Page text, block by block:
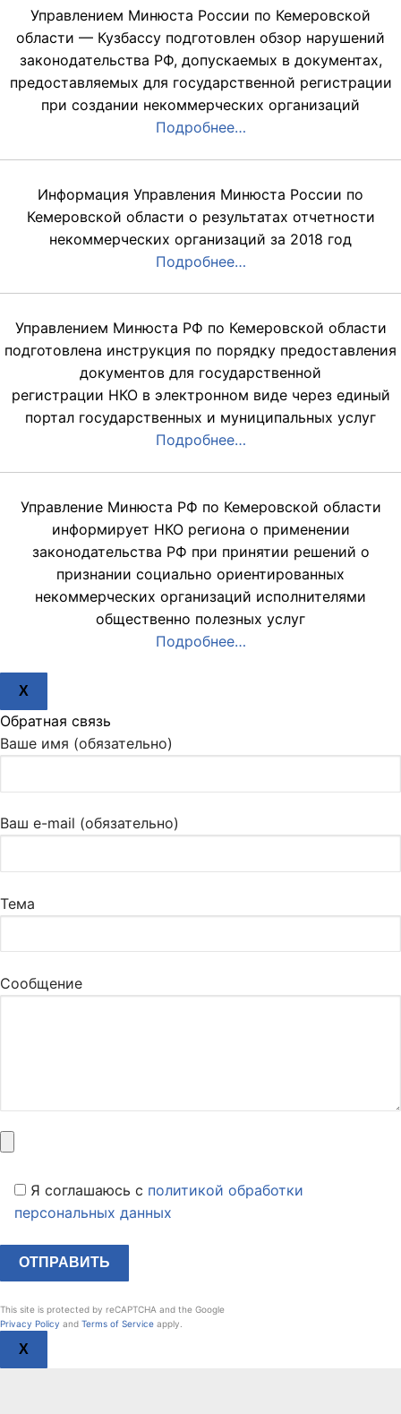
Управлением Минюста России по Кемеровской
области — Кузбассу подготовлен обзор нарушений
законодательства РФ, допускаемых в документах,
предоставляемых для государственной регистрации
при создании некоммерческих организаций
Подробнее…
Информация Управления Минюста России по
Кемеровской области о результатах отчетности
некоммерческих организаций за 2018 год
Подробнее…
Управлением Минюста РФ по Кемеровской области
подготовлена инструкция по порядку предоставления
документов для государственной
регистрации НКО в электронном виде через единый
портал государственных и муниципальных услуг
Подробнее…
Управление Минюста РФ по Кемеровской области
информирует НКО региона о применении
законодательства РФ при принятии решений о
признании социально ориентированных
некоммерческих организаций исполнителями
общественно полезных услуг
Подробнее…
X
Обратная связь
Ваше имя (обязательно)
Ваш e-mail (обязательно)
Тема
Сообщение
Я соглашаюсь c политикой обработки
персональных данных
This site is protected by reCAPTCHA and the Google
Privacy Policy and Terms of Service apply.
X